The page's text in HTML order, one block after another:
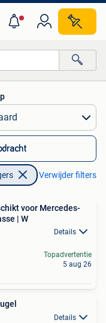
Verwijder filters
voor Mercedes-
| W
Details
Topadvertentie
5 aug 26
Details